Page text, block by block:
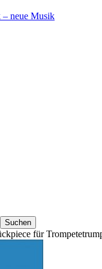
neue Musik
piece fürTrompete